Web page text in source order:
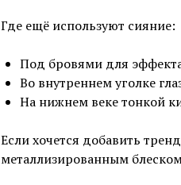
Где ещё используют сияние:
Под бровями для
Во внутреннем уголке
На нижнем веке тонкой
Если хочется добавить
металлизированным